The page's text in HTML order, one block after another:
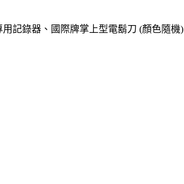
用記錄器、國際牌掌上型電鬍刀 (顏色隨機)